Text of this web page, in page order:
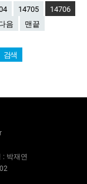
14705
14706
음 맨끝
: 박재연